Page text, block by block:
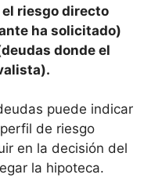
riesgo directo
ha solicitado)
donde el
puede indicar
de riesgo
en la decisión del
la hipoteca.